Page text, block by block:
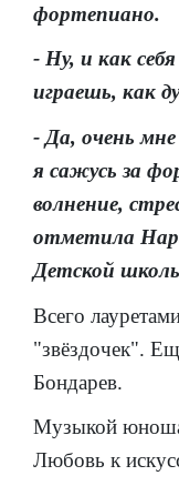
фортепиано.
- Ну, и как
играешь, как
- Да, очень
я сажусь за
волнение,
отметила
Детской
Всего
"звёздочек".
Бондарев.
Музыкой юноша
Любовь к